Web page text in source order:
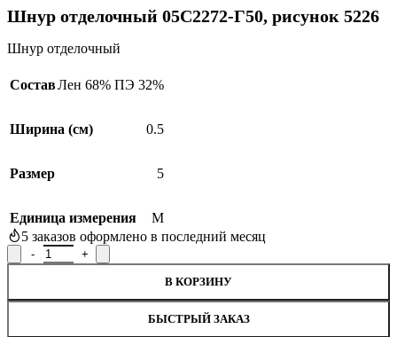
Шнур отделочный 05С2272-Г50, рисунок 5226
Шнур отделочный
СоставЛен 68% ПЭ 32%
Ширина (см) 0.5
Размер 5
Единица измерения
М
5 заказов оформлено в последний месяц
Количество товара Шнур отделочный 05С2272-Г50, рисунок
В КОРЗИНУ
БЫСТРЫЙ ЗАКАЗ